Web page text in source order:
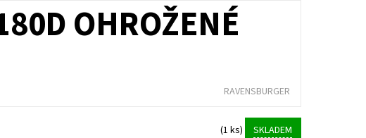
OHROŽENÉ
RAVENSBURGER
(1 ks)
SKLADEM